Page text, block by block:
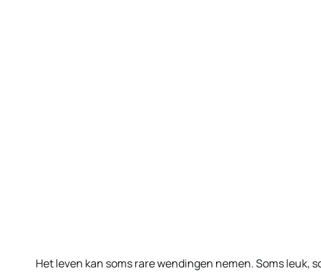
Het leven kan soms rare wendingen nemen. Soms leuk,